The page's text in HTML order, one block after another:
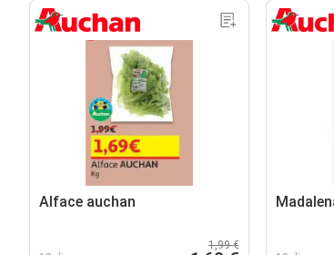
Alface auchan
1,99 €